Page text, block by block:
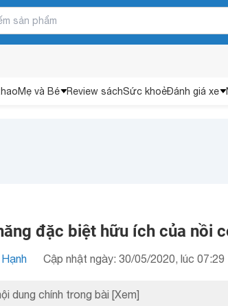
Mẹ và Bé Review sáchSức khoẻĐánh giá xe
đặc biệt hữu ích của nồi
Cập nhật ngày: 30/05/2020, lúc 07:29
dung chính trong bài [Xem]